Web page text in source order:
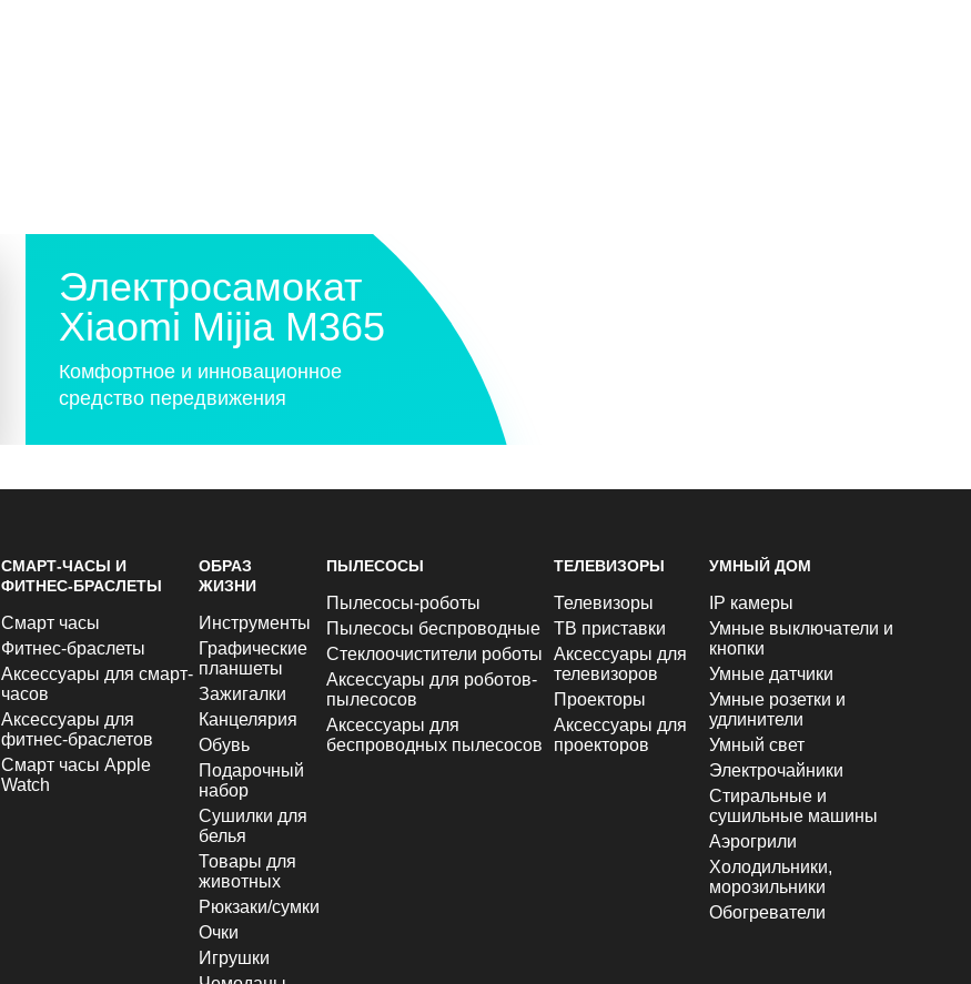
Электросамокат
Xiaomi Mijia M365
Комфортное и инновационное
средство передвижения
СМАРТ-ЧАСЫ И
ФИТНЕС-БРАСЛЕТЫ
Смарт часы
Фитнес-браслеты
Аксессуары для смарт-
часов
Аксессуары для
фитнес-браслетов
Смарт часы Apple
Watch
ОБРАЗ
ЖИЗНИ
Инструменты
Графические
планшеты
Зажигалки
Канцелярия
Обувь
Подарочный
набор
Сушилки для
белья
Товары для
животных
Рюкзаки/сумки
Очки
Игрушки
ПЫЛЕСОСЫ
Пылесосы-роботы
Пылесосы беспроводные
Стеклоочистители роботы
Аксессуары для роботов-
пылесосов
Аксессуары для
беспроводных пылесосов
ТЕЛЕВИЗОРЫ
Телевизоры
ТВ приставки
Аксессуары для
телевизоров
Проекторы
Аксессуары для
проекторов
УМНЫЙ ДОМ
IP камеры
Умные выключатели и
кнопки
Умные датчики
Умные розетки и
удлинители
Умный свет
Электрочайники
Стиральные и
сушильные машины
Аэрогрили
Холодильники,
морозильники
Обогреватели